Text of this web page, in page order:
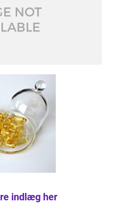
indlæg her